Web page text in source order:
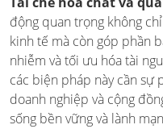
động quan trọng không
kinh tế mà còn góp phần
nhiễm và tối ưu hóa tài
các biện pháp này cần sự
doanh nghiệp và cộng
sống bền vững và lành